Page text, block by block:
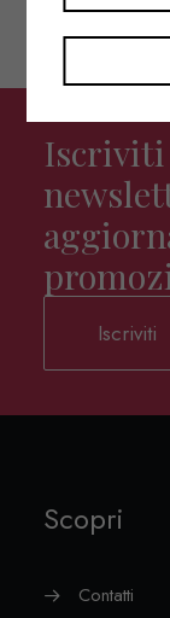
Iscriviti
Iscriviti
Scopri
Contatti